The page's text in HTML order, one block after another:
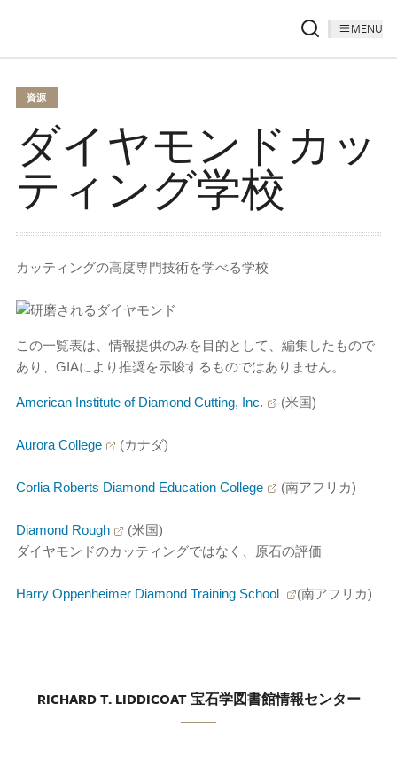
MENU
資源
ダイヤモンドカッ
ティング学校
カッティングの高度専門技術を学べる学校
この一覧表は、情報提供のみを目的として、編集したもので
あり、GIAにより推奨を示唆するものではありません。
American Institute of Diamond Cutting, Inc. (米国)
Aurora College (カナダ)
Corlia Roberts Diamond Education College (南アフリカ)
Diamond Rough
(米国)
ダイヤモンドのカッティングではなく、原石の評価
Harry Oppenheimer Diamond Training School (南アフリカ)
RICHARD T. LIDDICOAT 宝石学図書館情報センター